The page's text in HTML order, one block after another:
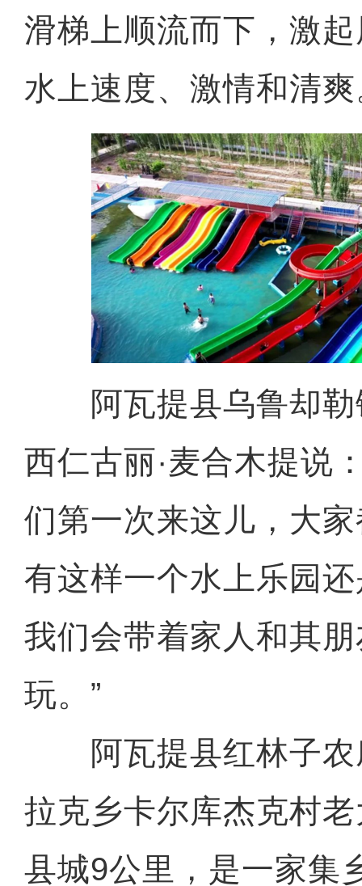
滑梯上顺流而下，激
水上速度、激情和清
阿瓦提县乌鲁却勒
西仁古丽·麦合木提说
们第一次来这儿，大
有这样一个水上乐园
我们会带着家人和其
玩。”
阿瓦提县红林子农
拉克乡卡尔库杰克村
县城9公里，是一家集